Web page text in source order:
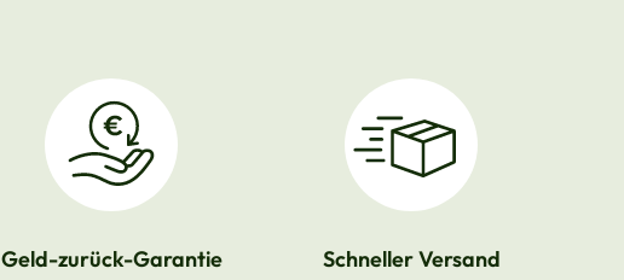
Geld-zurück-Garantie Schneller Versand